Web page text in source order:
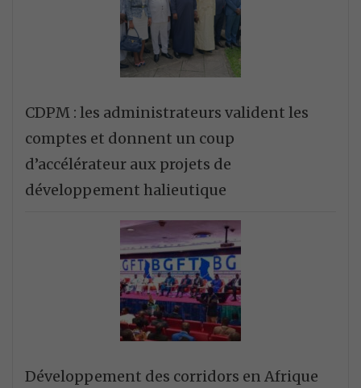
CDPM : les administrateurs valident les
comptes et donnent un coup
d’accélérateur aux projets de
développement halieutique
Développement des corridors en Afrique